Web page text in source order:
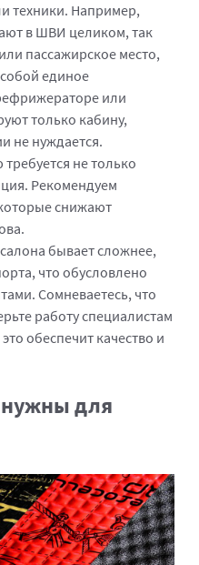
техники. Например,
в ШВИ целиком, так
пассажирское место,
единое
или
только кабину,
не нуждается.
не только
Рекомендуем
снижают
бывает сложнее,
что обусловлено
Сомневаетесь, что
работу специалистам
обеспечит качество и
для